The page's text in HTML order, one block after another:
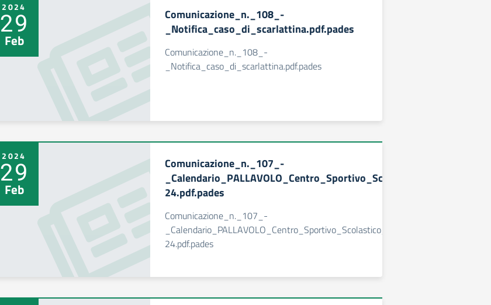
2024
29
Feb
Comunicazione_n._108_-
_Notifica_caso_di_scarlattina.pdf.pades
Comunicazione_n._108_-
_Notifica_caso_di_scarlattina.pdf.pades
2024
29
Feb
Comunicazione_n._107_-
_Calendario_PALLAVOLO_Centro_Sportivo_Scolastico_23-
24.pdf.pades
Comunicazione_n._107_-
_Calendario_PALLAVOLO_Centro_Sportivo_Scolastico_23-
24.pdf.pades